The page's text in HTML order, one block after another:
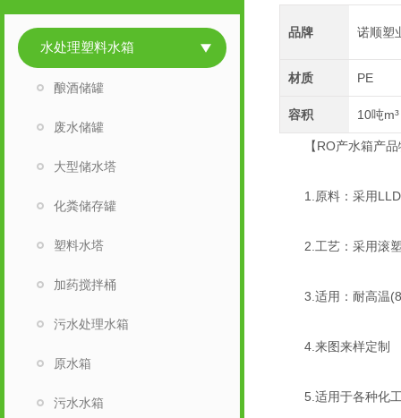
水处理塑料水箱
酿酒储罐
废水储罐
大型储水塔
化粪储存罐
塑料水塔
加药搅拌桶
污水处理水箱
原水箱
污水水箱
品牌 诺顺塑
材质 PE
容积 10吨m³
【RO产水箱产品
1.原料：采用
2.工艺：采用滚塑
3.适用：耐高温
4.来图来样定制
5.适用于各种化工